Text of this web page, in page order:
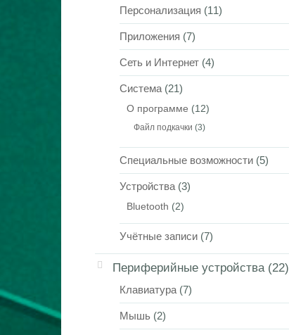
Персонализация (11)
Приложения (7)
Сеть и Интернет (4)
Система (21)
О программе (12)
Файл подкачки (3)
Специальные возможности (5)
Устройства (3)
Bluetooth (2)
Учётные записи (7)
Периферийные устройства(22)
Клавиатура (7)
Мышь (2)